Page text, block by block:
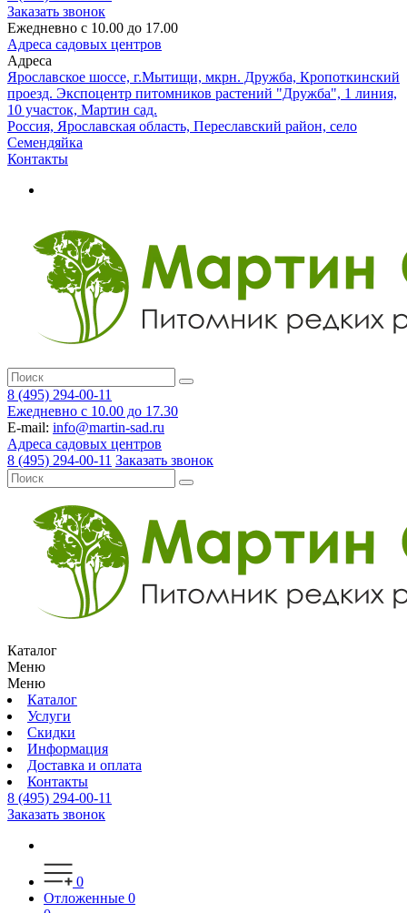
Заказать звонок
Ежедневно с 10.00 до 17.00
Адреса садовых центров
Адреса
Ярославское шоссе, г.Мытищи, мкрн. Дружба, Кропоткинский
проезд. Экспоцентр питомников растений "Дружба", 1 линия,
10 участок, Мартин сад.
Россия, Ярославская область, Переславский район, село
Семендяйка
Контакты
8 (495) 294-00-11
Ежедневно с 10.00 до 17.30
E-mail: info@martin-sad.ru
Адреса садовых центров
8 (495) 294-00-11 Заказать звонок
Каталог
Меню
Меню
Каталог
Услуги
Скидки
Информация
Доставка и оплата
Контакты
8 (495) 294-00-11
Заказать звонок
0
Отложенные 0